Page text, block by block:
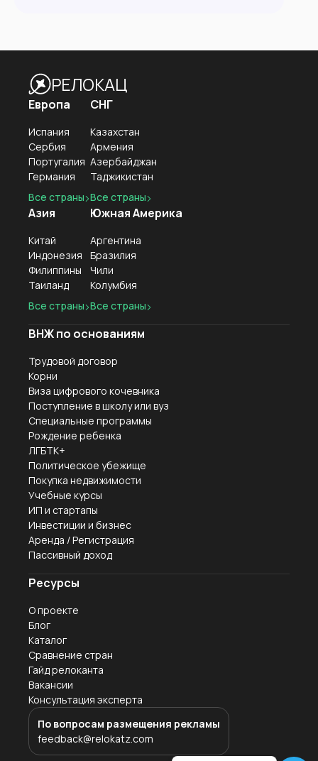
РЕЛОКАЦ
Европа
Испания
Сербия
Португалия
Германия
Все страны
Азия
Китай
Индонезия
Филиппины
Таиланд
Все страны
СНГ
Казахстан
Армения
Азербайджан
Таджикистан
Все страны
Южная Америка
Аргентина
Бразилия
Чили
Колумбия
Все страны
ВНЖ по основаниям
Трудовой договор
Корни
Виза цифрового кочевника
Поступление в школу или вуз
Специальные программы
Рождение ребенка
ЛГБТК+
Политическое убежище
Покупка недвижимости
Учебные курсы
ИП и стартапы
Инвестиции и бизнес
Аренда / Регистрация
Пассивный доход
Ресурсы
О проекте
Блог
Каталог
Сравнение стран
Гайд релоканта
Вакансии
Консультация эксперта
По вопросам размещения рекламы
feedback@relokatz.com